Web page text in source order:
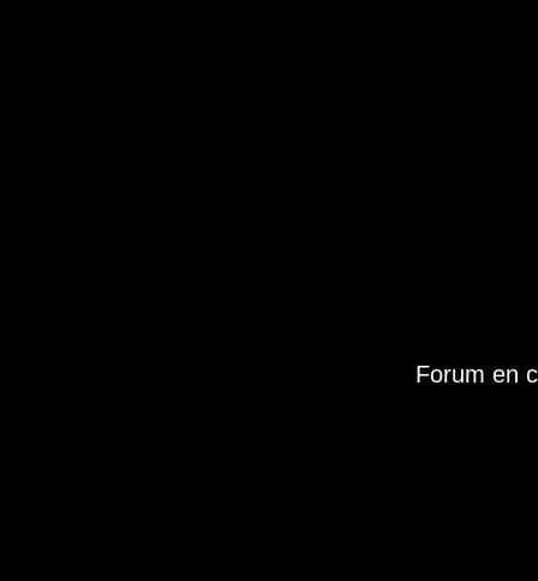
Forum en